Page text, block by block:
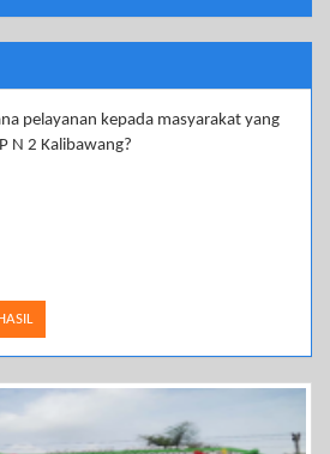
pelayanan kepada masyarakat yang
N 2 Kalibawang?